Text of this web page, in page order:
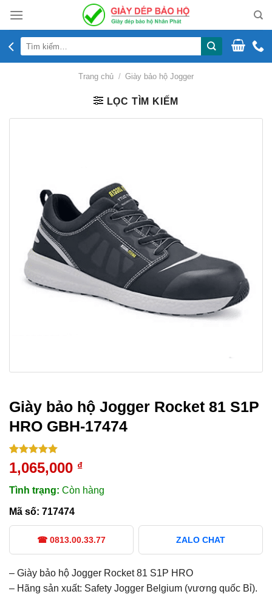
content
Tìm
kiếm:
Trang chủ / Giày bảo hộ Jogger
LỌC TÌM KIẾM
Giày bảo hộ Jogger Rocket 81 S1P
HRO GBH-17474
5.00trên 5
dựa trên
1
1,065,000 ₫
Tình trạng: Còn hàng
Mã số: 717474
☎ 0813.00.33.77 ZALO CHAT
– Giày bảo hộ Jogger Rocket 81 S1P HRO
– Hãng sản xuất: Safety Jogger Belgium (vương quốc Bỉ).